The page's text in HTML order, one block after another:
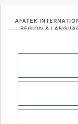
AFATEK
REGION &
FR